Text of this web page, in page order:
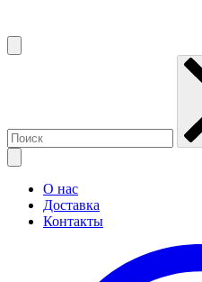
О нас
Доставка
Контакты